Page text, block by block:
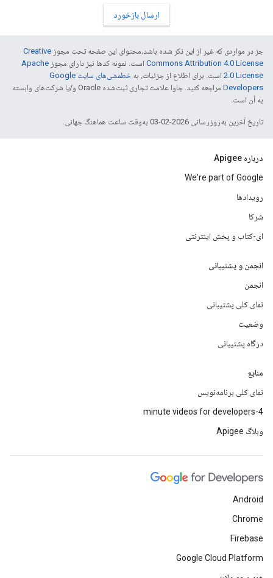
ارسال بازخورد
جز در مواردی که غیر از این ذکر شده باشد،‌محتوای این صفحه تحت مجوز Creative
Commons Attribution 4.0 License است. نمونه کدها نیز دارای مجوز Apache
2.0 License است. برای اطلاع از جزئیات، به
خطمشی‌های سایت Google
Developers‏
مراجعه کنید. جاوا علامت تجاری ثبت‌شده Oracle و/یا شرکت‌های وابسته
به آن است.
تاریخ آخرین به‌روزرسانی 2026-02-03 به‌وقت ساعت هماهنگ جهانی.
درباره Apigee
We're part of Google
رویدادها
شرکا
ای-کتاب و پخش اینترنتی
انجمن و پشتیبانی
انجمن
نمای کلی پشتیبانی
وضعیت
درگاه پشتیبانی
منابع
نمای کلی برنامه‌نویس
4-minute videos for developers
وبلاگ Apigee
Android
Chrome
Firebase
Google Cloud Platform